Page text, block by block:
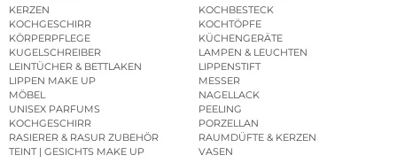
KERZEN
KOCHBESTECK
KOCHGESCHIRR
KOCHTÖPFE
KÖRPERPFLEGE
KÜCHENGERÄTE
KUGELSCHREIBER
LAMPEN & LEUCHTEN
LEINTÜCHER & BETTLAKEN
LIPPENSTIFT
LIPPEN MAKE UP
MESSER
MÖBEL
NAGELLACK
UNISEX PARFUMS
PEELING
KOCHGESCHIRR
PORZELLAN
RASIERER & RASUR ZUBEHÖR
RAUMDÜFTE & KERZEN
TEINT | GESICHTS MAKE UP
VASEN